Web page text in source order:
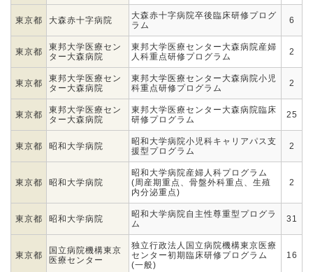
東京都 大森赤十字病院
大森赤十字病院卒後臨床研修プログ
ラム
6
東京都
東邦大学医療セン
ター大森病院
東邦大学医療センター大森病院産婦
人科重点研修プログラム
2
東京都
東邦大学医療セン
ター大森病院
東邦大学医療センター大森病院小児
科重点研修プログラム
2
東京都
東邦大学医療セン
ター大森病院
東邦大学医療センター大森病院臨床
研修プログラム
25
東京都 昭和大学病院
昭和大学病院小児科キャリアパス支
援型プログラム
2
東京都 昭和大学病院
昭和大学病院産婦人科プログラム
(周産期重点、骨盤外科重点、生殖
内分泌重点)
2
東京都 昭和大学病院
昭和大学病院自主性尊重型プログラ
ム
31
東京都
国立病院機構東京
医療センター
独立行政法人国立病院機構東京医療
センター初期臨床研修プログラム
(一般)
16